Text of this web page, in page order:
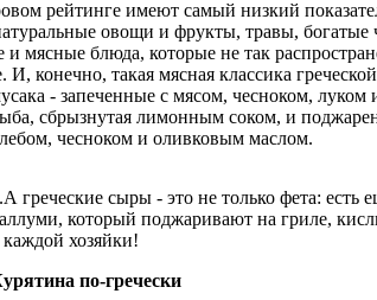
рейтинге имеют самый низкий
овощи и фрукты, травы,
и мясные блюда, которые не так
конечно, такая мясная классика
- запеченные с мясом, чесноком, луком
сбрызнутая лимонным соком, и
чесноком и оливковым маслом.
греческие сыры - это не только фета:
который поджаривают на гриле,
каждой хозяйки!
по-гречески